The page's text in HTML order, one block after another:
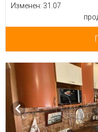
Изменен: 31.07